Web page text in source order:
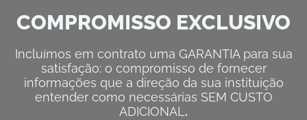
COMPROMISSO EXCLUSIVO
Incluímos em contrato uma GARANTIA para sua
satisfação: o compromisso de fornecer
informações que a direção da sua instituição
entender como necessárias SEM CUSTO
ADICIONAL.